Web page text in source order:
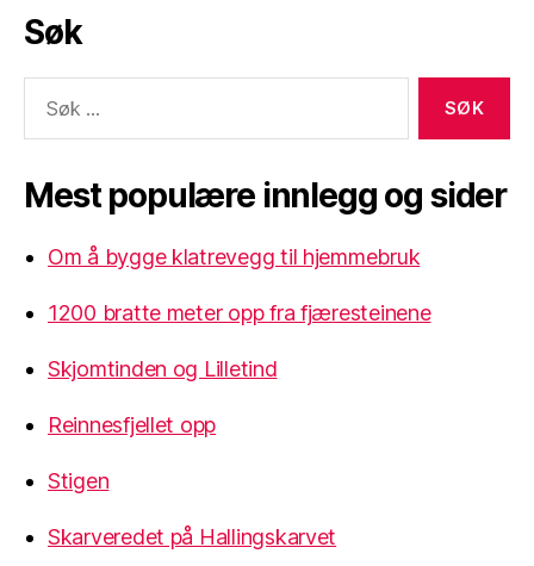
Søk
etter:
Mest populære innlegg og sider
Om å bygge klatrevegg til hjemmebruk
1200 bratte meter opp fra fjæresteinene
Skjomtinden og Lilletind
Reinnesfjellet opp
Stigen
Skarveredet på Hallingskarvet